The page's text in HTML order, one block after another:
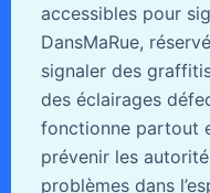
accessibles pour
DansMaRue,
signaler des
des éclairages
fonctionne partout
prévenir les
problèmes dans